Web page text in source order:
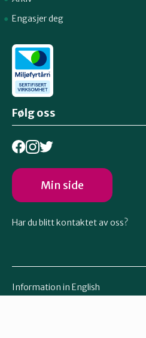
Engasjer deg
Følg oss
Min side
Har du blitt kontaktet av oss?
Information in English